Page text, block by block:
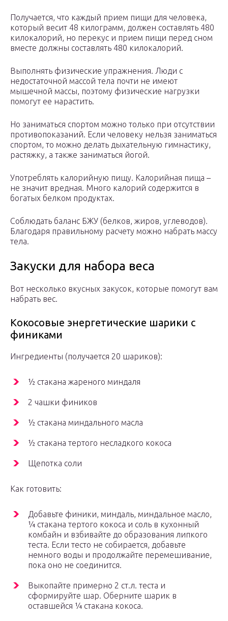
Получается, что каждый прием пищи для человека,
который весит 48 килограмм, должен составлять 480
килокалорий, но перекус и прием пищи перед сном
вместе должны составлять 480 килокалорий.
Выполнять физические упражнения. Люди с
недостаточной массой тела почти не имеют
мышечной массы, поэтому физические нагрузки
помогут ее нарастить.
Но заниматься спортом можно только при отсутствии
противопоказаний. Если человеку нельзя заниматься
спортом, то можно делать дыхательную гимнастику,
растяжку, а также заниматься йогой.
Употреблять калорийную пищу. Калорийная пища –
не значит вредная. Много калорий содержится в
богатых белком продуктах.
Соблюдать баланс БЖУ (белков, жиров, углеводов).
Благодаря правильному расчету можно набрать массу
тела.
Закуски для набора веса
Вот несколько вкусных закусок, которые помогут вам
набрать вес.
Кокосовые энергетические шарики с
финиками
Ингредиенты (получается 20 шариков):
½ стакана жареного миндаля
2 чашки фиников
½ стакана миндального масла
½ стакана тертого несладкого кокоса
Щепотка соли
Как готовить:
Добавьте финики, миндаль, миндальное масло,
¼ стакана тертого кокоса и соль в кухонный
комбайн и взбивайте до образования липкого
теста. Если тесто не собирается, добавьте
немного воды и продолжайте перемешивание,
пока оно не соединится.
Выкопайте примерно 2 ст.л. теста и
сформируйте шар. Оберните шарик в
оставшейся ¼ стакана кокоса.